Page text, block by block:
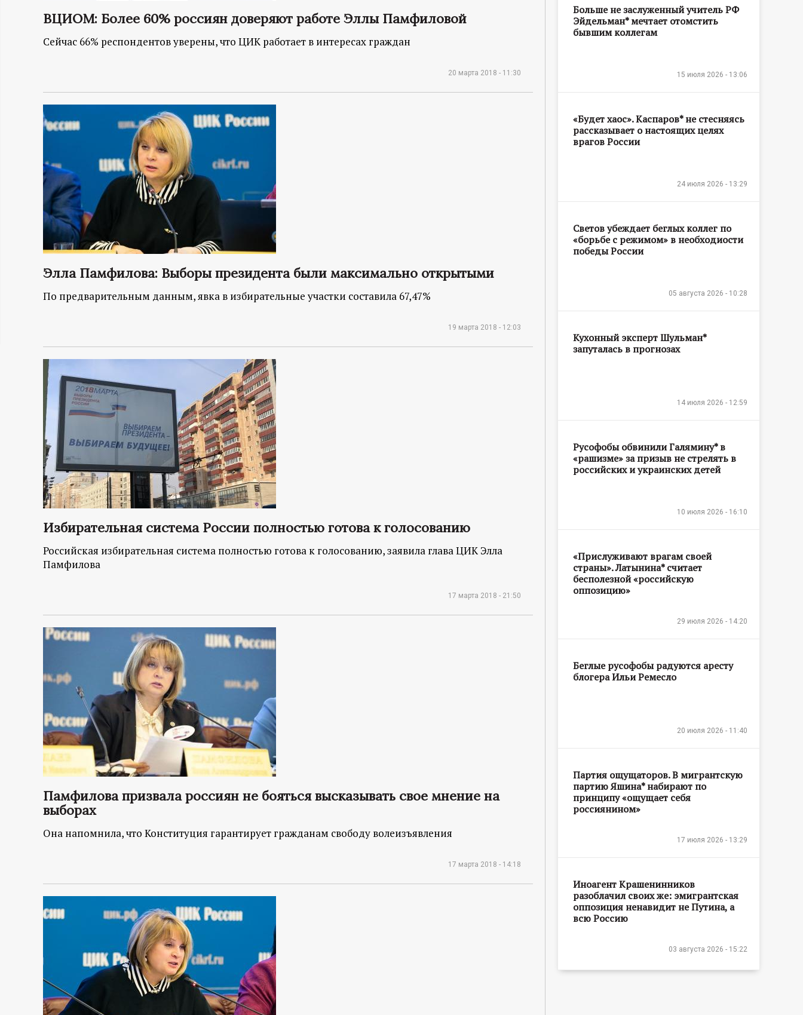
Н
н
о
р
м
а
ц
о
н
н
ы
й
п
о
р
т
л
ВЦИОМ: Более 60% россиян доверяют работе Эллы Памфиловой
Сейчас 66% респондентов уверены, что ЦИК работает в интересах граждан
20 марта 2018 - 11:30
Элла Памфилова: Выборы президента были максимально открытыми
По предварительным данным, явка в избирательные участки составила 67,47%
19 марта 2018 - 12:03
Избирательная система России полностью готова к голосованию
Российская избирательная система полностью готова к голосованию, заявила глава ЦИК Элла
Памфилова
17 марта 2018 - 21:50
Памфилова призвала россиян не бояться высказывать свое мнение на
выборах
Она напомнила, что Конституция гарантирует гражданам свободу волеизъявления
17 марта 2018 - 14:18
Больше не заслуженный учитель РФ
Эйдельман* мечтает отомстить
бывшим коллегам
15 июля 2026 - 13:06
«Будет хаос». Каспаров* не стесняясь
рассказывает о настоящих целях
врагов России
24 июля 2026 - 13:29
Светов убеждает беглых коллег по
«борьбе с режимом» в необходиости
победы России
05 августа 2026 - 10:28
Кухонный эксперт Шульман*
запуталась в прогнозах
14 июля 2026 - 12:59
Русофобы обвинили Галямину* в
«рашизме» за призыв не стрелять в
российских и украинских детей
10 июля 2026 - 16:10
«Прислуживают врагам своей
страны». Латынина* считает
бесполезной «российскую
оппозицию»
29 июля 2026 - 14:20
Беглые русофобы радуются аресту
блогера Ильи Ремесло
20 июля 2026 - 11:40
Партия ощущаторов. В мигрантскую
партию Яшина* набирают по
принципу «ощущает себя
россиянином»
17 июля 2026 - 13:29
Иноагент Крашенинников
разоблачил своих же: эмигрантская
оппозиция ненавидит не Путина, а
всю Россию
03 августа 2026 - 15:22